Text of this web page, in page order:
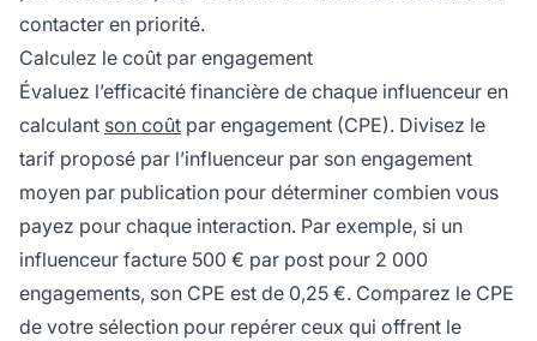
contacter en priorité.
Calculez le coût par engagement
Évaluez l’efficacité financière de chaque influenceur en
calculant son coût par engagement (CPE). Divisez le
tarif proposé par l’influenceur par son engagement
moyen par publication pour déterminer combien vous
payez pour chaque interaction. Par exemple, si un
influenceur facture 500 € par post pour 2 000
engagements, son CPE est de 0,25 €. Comparez le CPE
de votre sélection pour repérer ceux qui offrent le